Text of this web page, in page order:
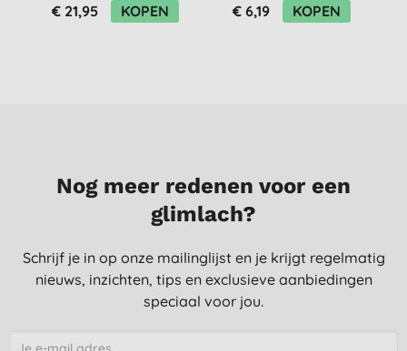
€ 21,95
KOPEN € 6,19 KOPEN
Nog meer redenen voor een
glimlach?
Schrijf je in op onze mailinglijst en je krijgt regelmatig
nieuws, inzichten, tips en exclusieve aanbiedingen
speciaal voor jou.